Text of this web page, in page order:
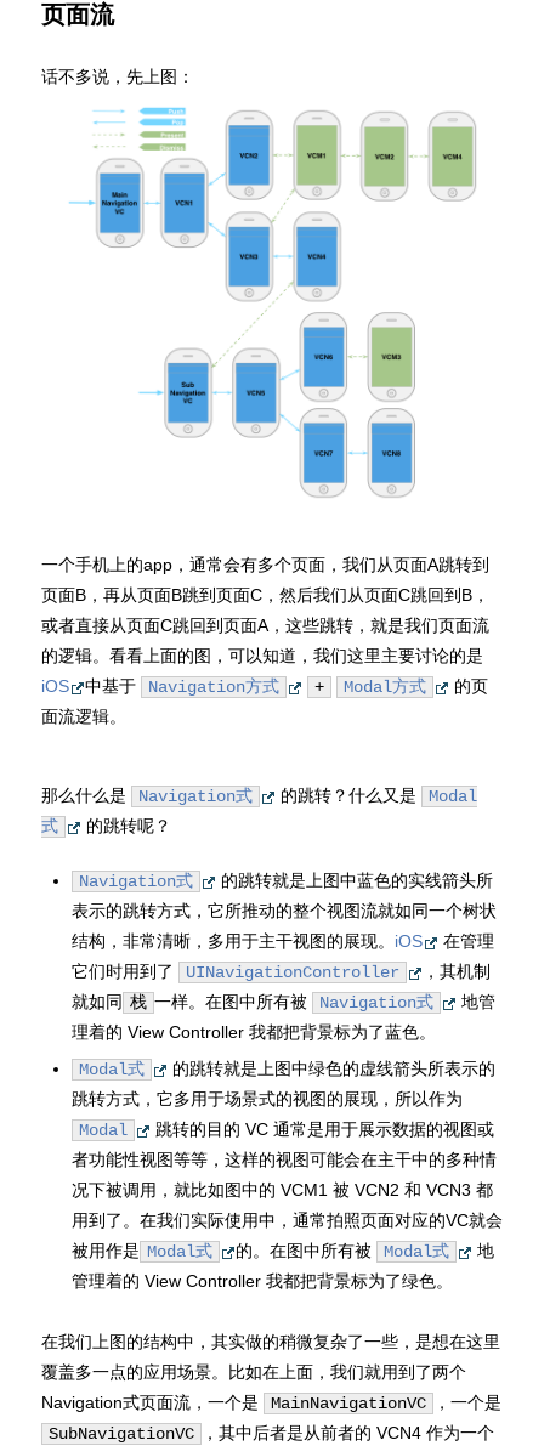
页面流
话不多说，先上图：
一个手机上的app，通常会有多个页面，我们从页面A跳转到
页面B，再从页面B跳到页面C，然后我们从页面C跳回到B，
或者直接从页面C跳回到页面A，这些跳转，就是我们页面流
的逻辑。看看上面的图，可以知道，我们这里主要讨论的是
iOS
中基于 Navigation方式 + Modal方式
的页
面流逻辑。
那么什么是 Navigation式 的跳转？什么又是
Modal
式
的跳转呢？
Navigation式
的跳转就是上图中蓝色的实线箭头所
表示的跳转方式，它所推动的整个视图流就如同一个树状
结构，非常清晰，多用于主干视图的展现。 iOS
在管理
它们时用到了
UINavigationController
，其机制
就如同 栈 一样。在图中所有被 Navigation式
地管
理着的 View Controller 我都把背景标为了蓝色。
Modal式
的跳转就是上图中绿色的虚线箭头所表示的
跳转方式，它多用于场景式的视图的展现，所以作为
Modal
跳转的目的 VC 通常是用于展示数据的视图或
者功能性视图等等，这样的视图可能会在主干中的多种情
况下被调用，就比如图中的 VCM1 被 VCN2 和 VCN3 都
用到了。在我们实际使用中，通常拍照页面对应的VC就会
被用作是 Modal式 的。在图中所有被 Modal式
地
管理着的 View Controller 我都把背景标为了绿色。
在我们上图的结构中，其实做的稍微复杂了一些，是想在这里
覆盖多一点的应用场景。比如在上面，我们就用到了两个
Navigation式页面流，一个是
MainNavigationVC
，一个是
SubNavigationVC
，其中后者是从前者的 VCN4 作为一个